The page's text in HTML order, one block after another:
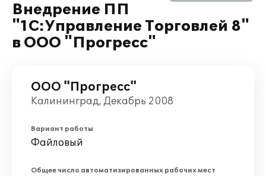
Внедрение ПП
"1С:Управление Торговлей 8"
в ООО "Прогресс"
ООО "Прогресс"
Калининград, Декабрь 2008
Вариант работы
Файловый
Общее число автоматизированных рабочих мест